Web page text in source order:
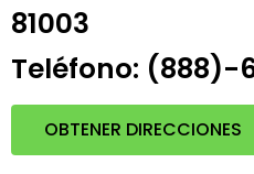
81003
Teléfono: (888)-
OBTENER DIRECCIONES